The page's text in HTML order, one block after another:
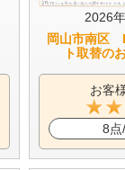
2026
岡山市南区
ト取替の
お客
8点